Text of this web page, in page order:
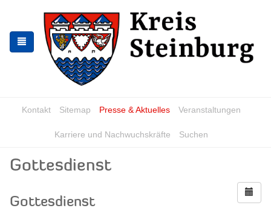
springen
springen
Kontakt Sitemap Presse & Aktuelles Veranstaltungen
Karriere und Nachwuchskräfte Suchen
Gottesdienst
Gottesdienst